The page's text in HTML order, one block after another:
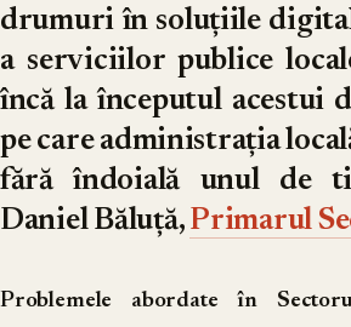
drumuri în soluțiile
a serviciilor publice
încă la începutul acestui
pe care administrația
fără îndoială unul de
Daniel Băluță,Primarul
Problemele abordate în